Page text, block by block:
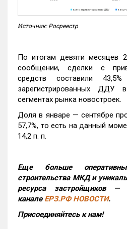
Источник: Росреестр
По итогам девяти месяцев
сообщении, сделки с
средств составили
зарегистрированных
сегментах рынка новостроек.
Доля в январе — сентябре
57,7%, то есть на данный
14,2 п. п.
Еще больше
строительства МКД и
ресурса застройщиков
канале ЕРЗ.РФ НОВОСТИ.
Присоединяйтесь к нам!